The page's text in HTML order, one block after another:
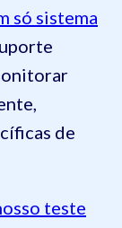
só sistema
de
teste